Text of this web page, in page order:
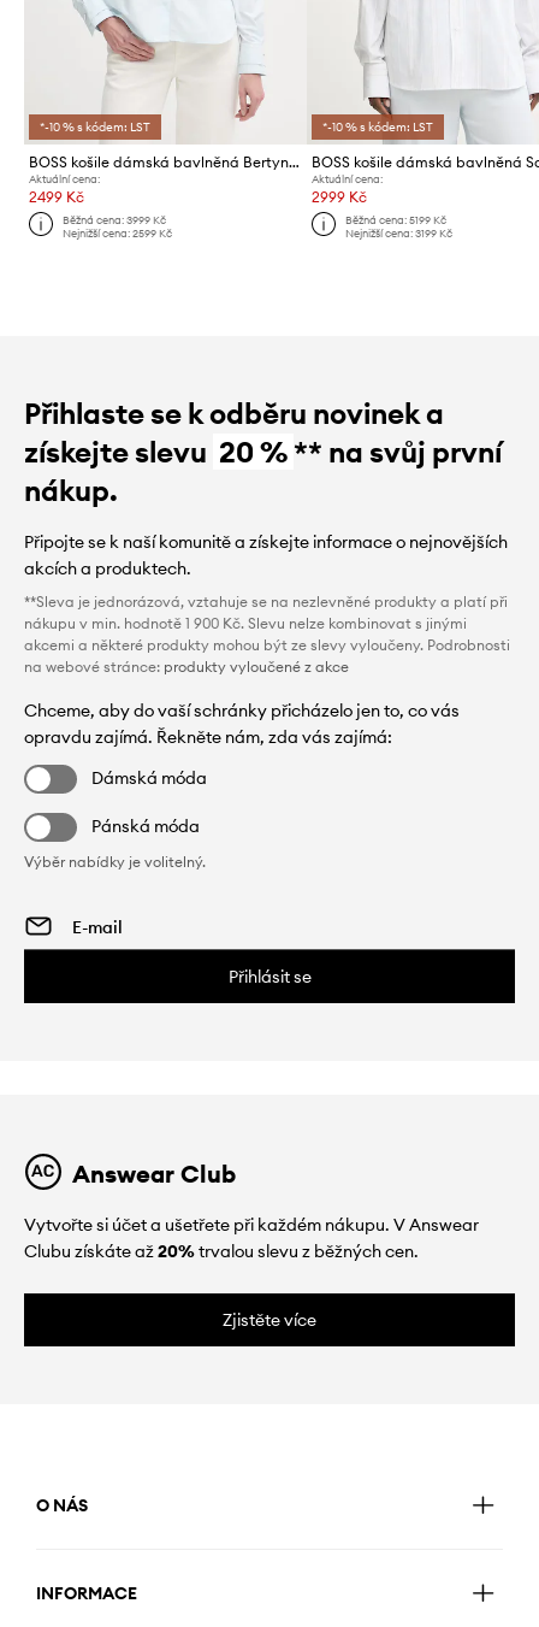
*-10 % s kódem: LST
BOSS košile dámská bavlněná Bertyna_Monday
Aktuální cena:
2499 Kč
Běžná cena:3999 Kč
Nejnižší cena:2599 Kč
*-10 % s kódem: LST
Aktuální cena:
2999 Kč
Běžná cena: 5199 Kč
Nejnižší cena: 3199 Kč
Přihlaste se k odběru novinek a
získejte slevu 20 %** na svůj první
nákup.
Připojte se k naší komunitě a získejte informace o nejnovějších
akcích a produktech.
**Sleva je jednorázová, vztahuje se na nezlevněné produkty a platí při
nákupu v min. hodnotě 1 900 Kč. Slevu nelze kombinovat s jinými
akcemi a některé produkty mohou být ze slevy vyloučeny. Podrobnosti
na webové stránce: produkty vyloučené z akce
Chceme, aby do vaší schránky přicházelo jen to, co vás
opravdu zajímá. Řekněte nám, zda vás zajímá:
Dámská móda
Pánská móda
Výběr nabídky je volitelný.
Přihlásit se
Answear Club
Vytvořte si účet a ušetřete při každém nákupu. V Answear
Clubu získáte až20%trvalou slevu z běžných cen.
Zjistěte více
O NÁS
INFORMACE